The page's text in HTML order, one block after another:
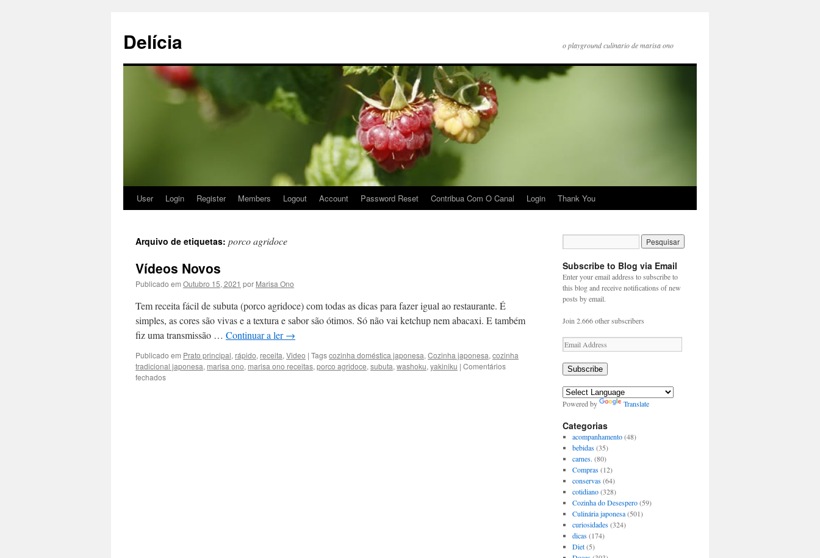
Delícia o playground culinario de marisa ono
Saltar
conteúdo
User Login Register Members Logout Account Password Reset Contribua Com O Canal Login Thank You
Arquivo de etiquetas: porco agridoce
Vídeos Novos
Publicado em Outubro 15, 2021 por Marisa Ono
Tem receita fácil de subuta (porco agridoce) com todas as dicas para fazer igual ao restaurante. É
simples, as cores são vivas e a textura e sabor são ótimos. Só não vai ketchup nem abacaxi. E também
fiz uma transmissão … Continuar a ler→
Publicado em Prato principal, rápido, receita, Video | Tagscozinha doméstica japonesa, Cozinha japonesa, cozinha
tradicional japonesa, marisa ono, marisa ono receitas, porco agridoce, subuta, washoku, yakiniku | Comentários
fechadosem
Subscribe to Blog via Email
Enter your email address to subscribe to
this blog and receive notifications of new
posts by email.
Join 2.666 other subscribers
Email
Address
Subscribe
Powered by Translate
Categorias
acompanhamento(48)
bebidas(35)
carnes. (80)
Compras(12)
conservas(64)
cotidiano(328)
Cozinha do Desespero(59)
Culinária japonesa(501)
curiosidades(324)
dicas(174)
Diet(5)